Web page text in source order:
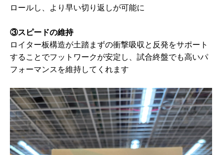
ロールし、より早い切り返しが可能に
③スピードの維持
ロイター板構造が土踏まずの衝撃吸収と反発をサポート
することでフットワークが安定し、試合終盤でも高いパ
フォーマンスを維持してくれます